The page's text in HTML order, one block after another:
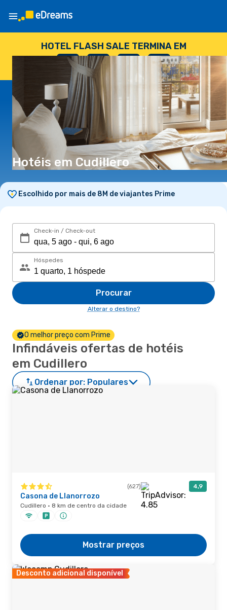
HOTEL FLASH SALE TERMINA EM
--
DIAS
: --
HORAS
: --
SEGUNDOS
Hotéis em Cudillero
Escolhido por mais de 8M de viajantes Prime
Check-in / Check-out
Hóspedes
Procurar
Alterar o destino?
O melhor preço com Prime
Infindáveis ofertas de hotéis
em Cudillero
Ordenar por: Populares
(627) 4,9
Casona de Llanorrozo
Cudillero · 8 km de centro da cidade
Mostrar preços
Desconto adicional disponível